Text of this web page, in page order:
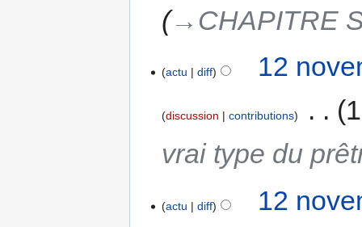
→‎CHAPITRE
actu diff 12
discussion contributions
vrai type du
actu diff 12